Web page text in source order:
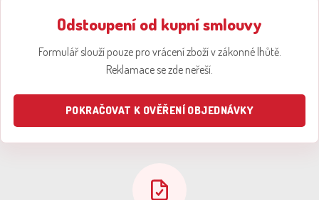
Odstoupení od kupní smlouvy
Formulář slouží pouze pro vrácení zboží v zákonné lhůtě.
Reklamace se zde neřeší.
POKRAČOVAT K OVĚŘENÍ OBJEDNÁVKY